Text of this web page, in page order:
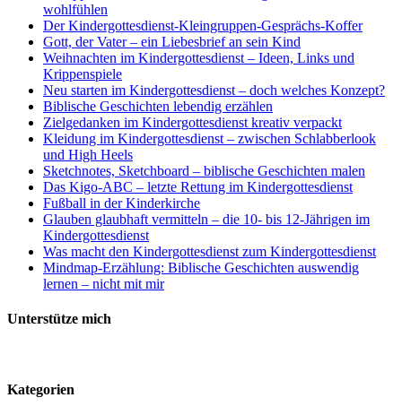
wohlfühlen
Der Kindergottesdienst-Kleingruppen-Gesprächs-Koffer
Gott, der Vater – ein Liebesbrief an sein Kind
Weihnachten im Kindergottesdienst – Ideen, Links und
Krippenspiele
Neu starten im Kindergottesdienst – doch welches Konzept?
Biblische Geschichten lebendig erzählen
Zielgedanken im Kindergottesdienst kreativ verpackt
Kleidung im Kindergottesdienst – zwischen Schlabberlook
und High Heels
Sketchnotes, Sketchboard – biblische Geschichten malen
Das Kigo-ABC – letzte Rettung im Kindergottesdienst
Fußball in der Kinderkirche
Glauben glaubhaft vermitteln – die 10- bis 12-Jährigen im
Kindergottesdienst
Was macht den Kindergottesdienst zum Kindergottesdienst
Mindmap-Erzählung: Biblische Geschichten auswendig
lernen – nicht mit mir
Unterstütze mich
Kategorien